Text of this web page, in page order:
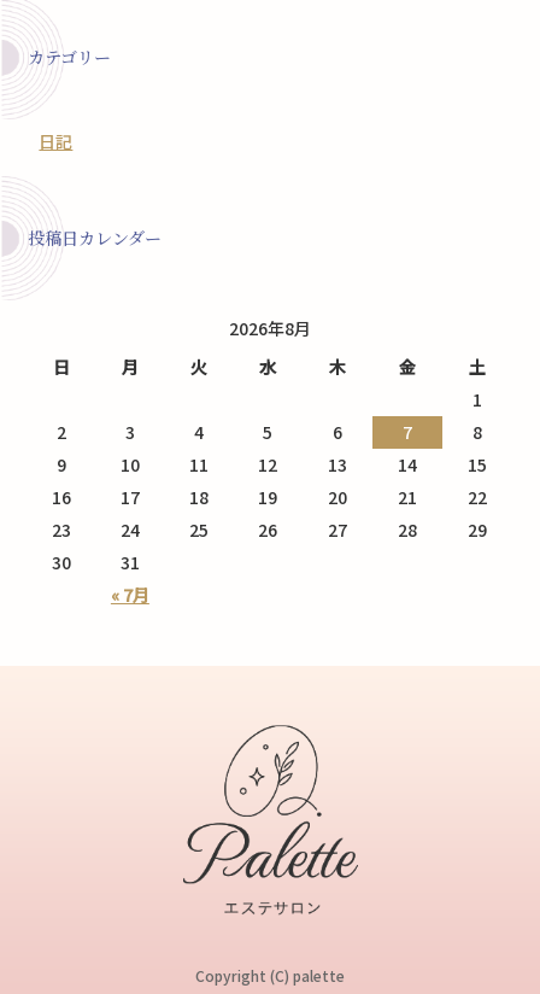
カテゴリー
日記
投稿日カレンダー
2026年8月
日
月 火 水 木 金 土
« 7月
1
2
3 4 5 6 7
8
9
10 11 12 13 14
15
16
17 18 19 20 21
22
23
24 25 26 27 28
29
30
31
Copyright (C) palette